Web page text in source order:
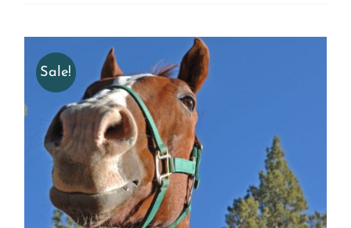
Sale!